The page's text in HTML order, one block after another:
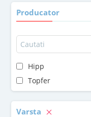
Producator
Hipp
Topfer
Varsta